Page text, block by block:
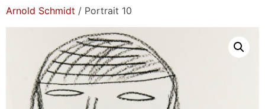
Arnold Schmidt / Portrait 10